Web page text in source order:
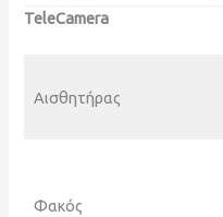
TeleCamera
Αισθητήρας
Φακός